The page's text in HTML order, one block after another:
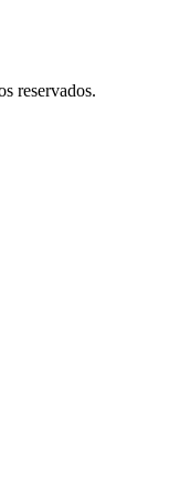
reservados.